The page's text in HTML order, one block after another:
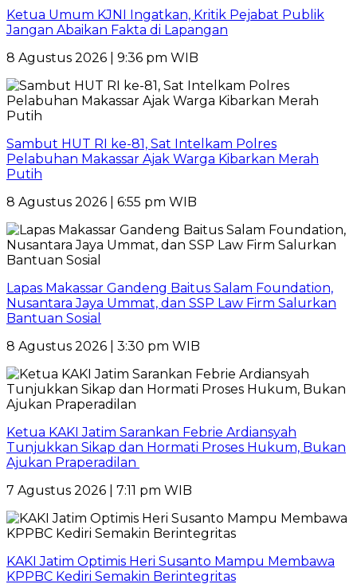
Ketua Umum KJNI Ingatkan, Kritik Pejabat Publik
Jangan Abaikan Fakta di Lapangan
8 Agustus 2026 | 9:36 pm WIB
Sambut HUT RI ke-81, Sat Intelkam Polres
Pelabuhan Makassar Ajak Warga Kibarkan Merah
Putih
8 Agustus 2026 | 6:55 pm WIB
Lapas Makassar Gandeng Baitus Salam Foundation,
Nusantara Jaya Ummat, dan SSP Law Firm Salurkan
Bantuan Sosial
8 Agustus 2026 | 3:30 pm WIB
Ketua KAKI Jatim Sarankan Febrie Ardiansyah
Tunjukkan Sikap dan Hormati Proses Hukum, Bukan
Ajukan Praperadilan
7 Agustus 2026 | 7:11 pm WIB
KAKI Jatim Optimis Heri Susanto Mampu Membawa
KPPBC Kediri Semakin Berintegritas